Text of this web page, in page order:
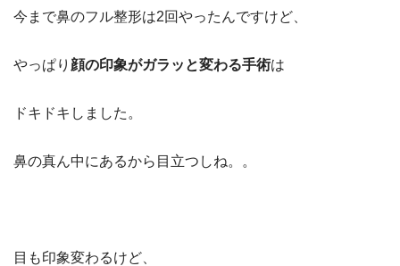
今まで鼻のフル整形は2回やったんですけど、
やっぱり 顔の印象がガラッと変わる手術は
ドキドキしました。
鼻の真ん中にあるから目立つしね。。
目も印象変わるけど、